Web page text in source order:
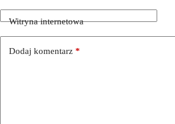
Witryna internetowa
Dodaj komentarz *